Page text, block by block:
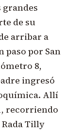
de su
arribar a
paso por San
8,
ingresó
Allí
recorriendo
Tilly